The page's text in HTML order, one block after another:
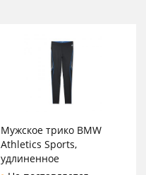
Мужское трико BMW
Athletics Sports,
удлиненное